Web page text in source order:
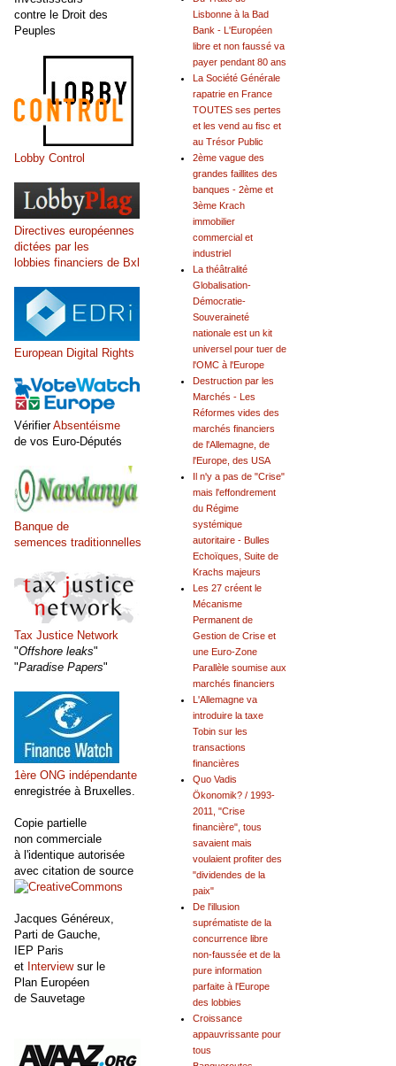
Lisbonne à la Bad
Bank - L'Européen
libre et non faussé va
payer pendant 80 ans
La Société Générale
rapatrie en France
TOUTES ses pertes
et les vend au fisc et
au Trésor Public
2ème vague des
grandes faillites des
banques - 2ème et
3ème Krach
immobilier
commercial et
industriel
La théâtralité
Globalisation-
Démocratie-
Souveraineté
nationale est un kit
universel pour tuer de
l'OMC à l'Europe
Destruction par les
Marchés - Les
Réformes vides des
marchés financiers
de l'Allemagne, de
l'Europe, des USA
Il n'y a pas de "Crise"
mais l'effondrement
du Régime
systémique
autoritaire - Bulles
Echoïques, Suite de
Krachs majeurs
Les 27 créent le
Mécanisme
Permanent de
Gestion de Crise et
une Euro-Zone
Parallèle soumise aux
marchés financiers
L'Allemagne va
introduire la taxe
Tobin sur les
transactions
financières
Quo Vadis
Ökonomik? / 1993-
2011, "Crise
financière", tous
savaient mais
voulaient profiter des
"dividendes de la
paix"
De l'illusion
suprématiste de la
concurrence libre
non-faussée et de la
pure information
parfaite à l'Europe
des lobbies
Croissance
appauvrissante pour
tous
contre le Droit des
Peuples
Lobby Control
Directives européennes
dictées par les
lobbies financiers de Bxl
European Digital Rights
VérifierAbsentéisme
de vos Euro-Députés
Banque de
semences traditionnelles
Tax Justice Network
"Offshore leaks"
"Paradise Papers"
1ère ONG indépendante
enregistrée à Bruxelles.
Copie partielle
non commerciale
à l'identique autorisée
avec citation de source
Jacques Généreux,
Parti de Gauche,
IEP Paris
et Interviewsur le
Plan Européen
de Sauvetage